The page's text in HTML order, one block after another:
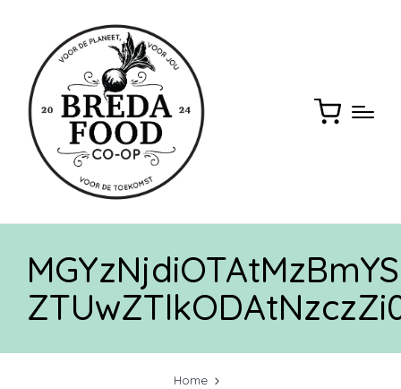
Home